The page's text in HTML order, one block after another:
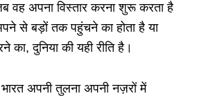
वह अपना विस्तार करना शुरू करता है
से बड़ों तक पहुंचने का होता है या
दुनिया की यही रीति है।
भारत अपनी तुलना अपनी नज़रों में